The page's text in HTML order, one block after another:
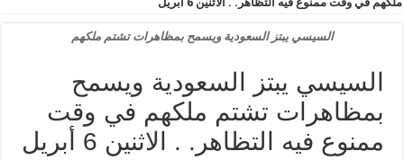
السيسي يبتز السعودية ويسمح بمظاهرات تشتم ملكهم
السيسي يبتز السعودية ويسمح
بمظاهرات تشتم ملكهم في وقت
ممنوع فيه التظاهر. . الاثنين 6 أبريل